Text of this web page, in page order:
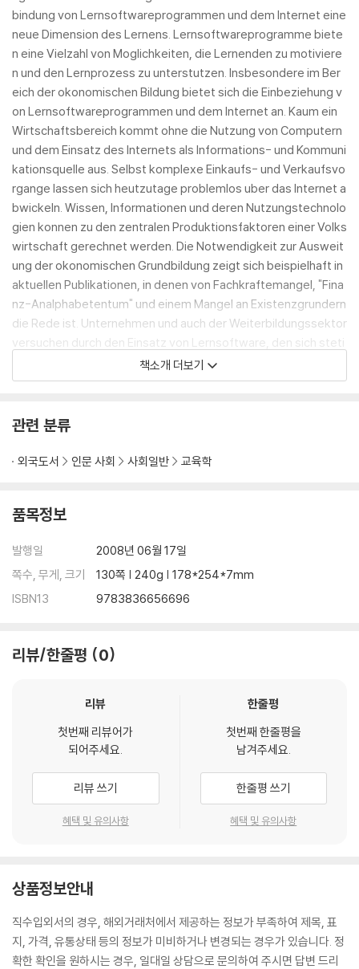
bindung von Lernsoftwareprogrammen und dem Internet eine
neue Dimension des Lernens. Lernsoftwareprogramme biete
n eine Vielzahl von Moglichkeiten, die Lernenden zu motiviere
n und den Lernprozess zu unterstutzen. Insbesondere im Ber
eich der okonomischen Bildung bietet sich die Einbeziehung v
on Lernsoftwareprogrammen und dem Internet an. Kaum ein
Wirtschaftsbereich kommt ohne die Nutzung von Computern
und dem Einsatz des Internets als Informations- und Kommuni
kationsquelle aus. Selbst komplexe Einkaufs- und Verkaufsvo
rgange lassen sich heutzutage problemlos uber das Internet a
bwickeln. Wissen, Informationen und deren Nutzungstechnolo
gien konnen zu den zentralen Produktionsfaktoren einer Volks
wirtschaft gerechnet werden. Die Notwendigkeit zur Ausweit
ung der okonomischen Grundbildung zeigt sich beispielhaft in
aktuellen Publikationen, in denen von Fachkraftemangel, "Fina
nz-Analphabetentum" und einem Mangel an Existenzgrundern
die Rede ist. Unternehmen und auch der Weiterbildungssektor
versuchen durch den Einsatz von Lernsoftware, den sich steti
g wandelnden Qualifikationsanforderungen gerecht zu werde
n. Diese Tendenz spiegelt sich u. a. in den prognostizierten, dr
r. Ausgehend von der im Rahmen dieser Arbeit vertretenen Au
nition von Lernen und dem hier vertretenen, selbstbestimmte
trale Frage kristallisiert sich dabei heraus, wie bzw. ob die Lern
erlegungen sinnvoll zur Vermittlung okonomischer Bildungsinh
alte eingesetzt werden kann. Neben der theoretischen Ausei
nandersetzung mit relevanten Aspekten und Kategorien von
책소개 더보기
관련 분류
외국도서 인문 사회 사회일반 교육학
품목정보
발행일
2008년 06월 17일
쪽수, 무게, 크기
130쪽 | 240g | 178*254*7mm
ISBN13
9783836656696
리뷰/한줄평 0
리뷰
첫번째 리뷰어가
되어주세요.
리뷰 쓰기
혜택 및 유의사항
한줄평
첫번째 한줄평을
남겨주세요.
한줄평 쓰기
혜택 및 유의사항
상품정보안내
직수입외서의 경우, 해외거래처에서 제공하는 정보가 부족하여 제목, 표
지, 가격, 유통상태 등의 정보가 미비하거나 변경되는 경우가 있습니다. 정
확한 확인을 원하시는 경우, 일대일 상담으로 문의하여 주시면 답변 드리